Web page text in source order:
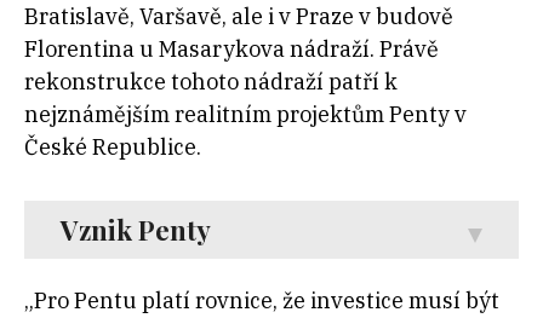
Bratislavě, Varšavě, ale i v Praze v budově
Florentina u Masarykova nádraží. Právě
rekonstrukce tohoto nádraží patří k
nejznámějším realitním projektům Penty v
České Republice.
Vznik Penty
„Pro Pentu platí rovnice, že investice musí být